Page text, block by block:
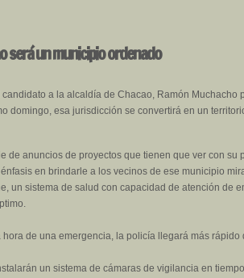
será un municipio ordenado
a la alcaldía de Chacao, Ramón Muchacho
domingo, esa jurisdicción se convertirá en un
de anuncios de proyectos que tienen que ver con su
en brindarle a los vecinos de ese municipio
un sistema de salud con capacidad de atención de
de una emergencia, la policía llegará más
un sistema de cámaras de vigilancia en